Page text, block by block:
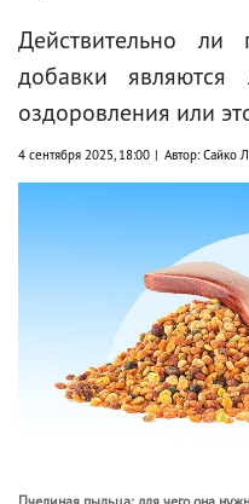
Действительно
добавки
оздоровления или
4 сентября 2025, 18:00 Автор: Сайко